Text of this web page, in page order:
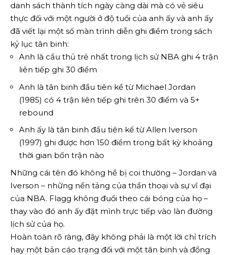
danh sách thành tích ngày càng dài mà có vẻ siêu
thực đối với một người ở độ tuổi của anh ấy và anh ấy
đã viết lại một số màn trình diễn ghi điểm trong sách
kỷ lục tân binh:
Anh là cầu thủ trẻ nhất trong lịch sử NBA ghi 4 trận
liên tiếp ghi 30 điểm
Anh là tân binh đầu tiên kể từ Michael Jordan
(1985) có 4 trận liên tiếp ghi trên 30 điểm và 5+
rebound
Anh ấy là tân binh đầu tiên kể từ Allen Iverson
(1997) ghi được hơn 150 điểm trong bất kỳ khoảng
thời gian bốn trận nào
Những cái tên đó không hề bị coi thường – Jordan và
Iverson – những nền tảng của thần thoại và sự vĩ đại
của NBA. Flagg không đuổi theo cái bóng của họ –
thay vào đó anh ấy đặt mình trực tiếp vào làn đường
lịch sử của họ.
Hoàn toàn rõ ràng, đây không phải là một lời chỉ trích
hay một bản cáo trạng đối với một tân binh và đồng